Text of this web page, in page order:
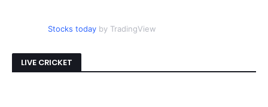
Stocks todayby TradingView
LIVE CRICKET